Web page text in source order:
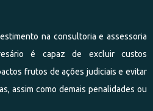
na consultoria e assessoria
é capaz de excluir custos
frutos de ações judiciais e evitar
assim como demais penalidades ou